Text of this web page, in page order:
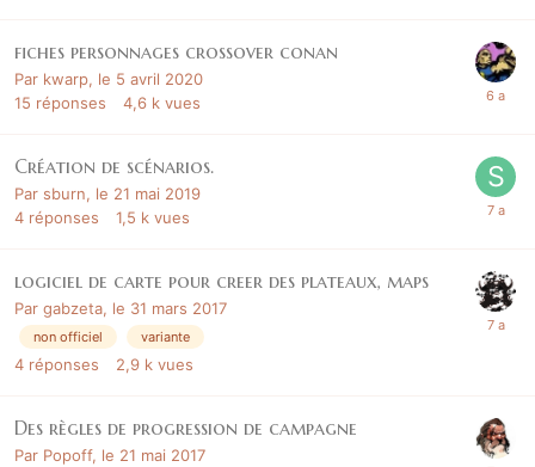
fiches personnages crossover conan
Par kwarp, le 5 avril 2020
15 réponses 4,6 k vues
Création de scénarios.
Par sburn, le 21 mai 2019
4 réponses 1,5 k vues
logiciel de carte pour creer des plateaux, maps
Par gabzeta, le 31 mars 2017
non officiel variante
4 réponses 2,9 k vues
Des règles de progression de campagne
Par Popoff, le 21 mai 2017